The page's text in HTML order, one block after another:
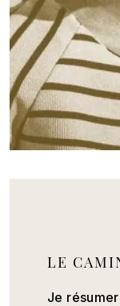
LE
Je